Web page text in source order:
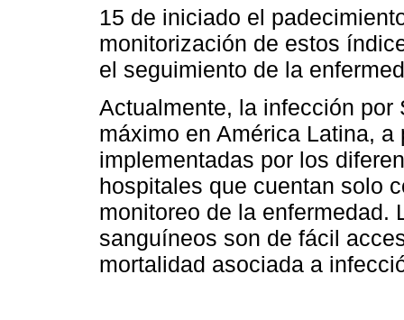
15 de iniciado el
monitorización de estos
el seguimiento de la
Actualmente, la infección por
máximo en América Latina,
implementadas por los
hospitales que cuentan solo
monitoreo de la enfermedad.
sanguíneos son de fácil
mortalidad asociada a